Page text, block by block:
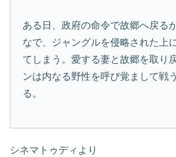
ある日、政府の命令で故郷へ戻る
なで、ジャングルを侵略された上
てしまう。愛する妻と故郷を取り
ンは内なる野性を呼び覚まして戦
る。
シネマトゥディより